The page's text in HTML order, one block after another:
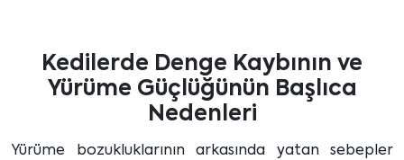
Kedilerde Denge Kaybının ve
Yürüme Güçlüğünün Başlıca
Nedenleri
Yürüme bozukluklarının arkasında yatan sebepler